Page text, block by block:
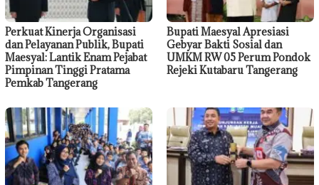
Perkuat Kinerja Organisasi
dan Pelayanan Publik, Bupati
Maesyal: Lantik Enam Pejabat
Pimpinan Tinggi Pratama
Pemkab Tangerang
Bupati Maesyal Apresiasi
Gebyar Bakti Sosial dan
UMKM RW 05 Perum Pondok
Rejeki Kutabaru Tangerang